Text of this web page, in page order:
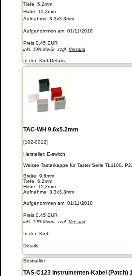
Tiefe: 5,2mm
Höhe: 11,2mm
Aufnahme: 3.3x3.3mm
Aufgenommen am: 01/11/2018
Preis 0.45 EUR
inkl. 19% MwSt. zzgl. Versand
In den KorbDetails
TAC-WH 9.6x5.2mm
[102-0012]
Hersteller: E-switch
Weisse Tasterkappe für Taster Serie TL1100,
Breite: 9,6mm
Tiefe: 5,2mm
Höhe: 11,2mm
Aufnahme: 3.3x3.3mm
Aufgenommen am: 01/11/2018
Preis 0.45 EUR
inkl. 19% MwSt. zzgl. Versand
In den Korb
Details
Bestseller
TAS-C123 Instrumenten-Kabel (Patch)